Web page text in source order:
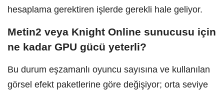
hesaplama gerektiren işlerde gerekli hale geliyor.
Metin2 veya Knight Online sunucusu için
ne kadar GPU gücü yeterli?
Bu durum eşzamanlı oyuncu sayısına ve kullanılan
görsel efekt paketlerine göre değişiyor; orta seviye